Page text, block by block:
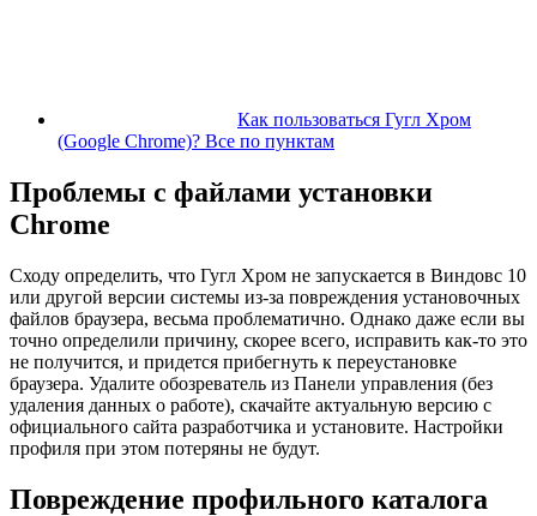
Как пользоваться Гугл Хром
(Google Chrome)? Все по пунктам
Проблемы с файлами установки
Chrome
Сходу определить, что Гугл Хром не запускается в Виндовс 10
или другой версии системы из-за повреждения установочных
файлов браузера, весьма проблематично. Однако даже если вы
точно определили причину, скорее всего, исправить как-то это
не получится, и придется прибегнуть к переустановке
браузера. Удалите обозреватель из Панели управления (без
удаления данных о работе), скачайте актуальную версию с
официального сайта разработчика и установите. Настройки
профиля при этом потеряны не будут.
Повреждение профильного каталога